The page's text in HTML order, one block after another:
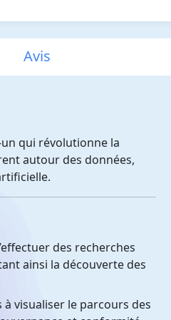
Avis
qui révolutionne la
autour des données,
des recherches
ainsi la découverte des
visualiser le parcours des